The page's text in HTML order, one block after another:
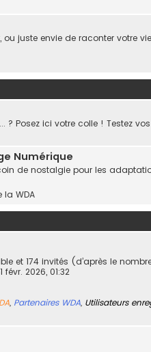
juste envie de raconter votre
? Posez ici votre colle ! Testez
Numérique
de nostalgie pour les
la WDA
et 174 invités (d’après le
févr. 2026, 01:32
, Partenaires WDA, Utilisateurs